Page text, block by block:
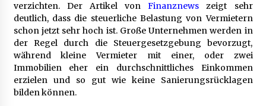
verzichten. Der Artikel vonFinanznews zeigt sehr
deutlich, dass die steuerliche Belastung von Vermietern
schon jetzt sehr hoch ist. Große Unternehmen werden in
der Regel durch die Steuergesetzgebung bevorzugt,
während kleine Vermieter mit einer, oder zwei
Immobilien eher ein durchschnittliches Einkommen
erzielen und so gut wie keine Sanierungsrücklagen
bilden können.